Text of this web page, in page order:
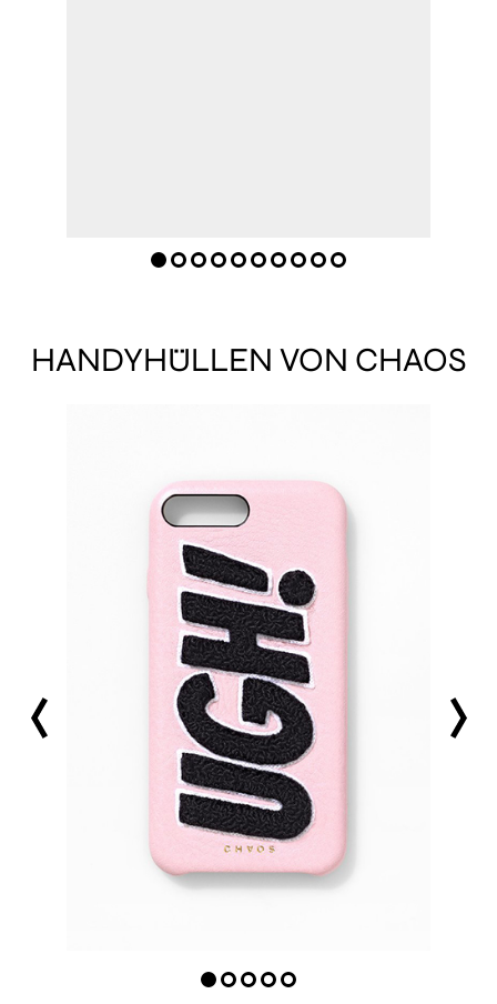
HANDYHÜLLEN VON CHAOS
prev next